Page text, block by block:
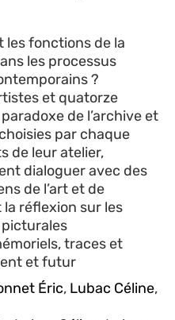
les fonctions de la
les processus
?
et quatorze
de l’archive et
par chaque
de leur atelier,
dialoguer avec des
de l’art et de
réflexion sur les
traces et
et futur
Éric, Lubac Céline,